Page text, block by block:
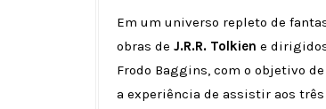
Em um universo repleto de
obras de J.R.R. Tolkien e
Frodo Baggins, com o objetivo
a experiência de assistir aos